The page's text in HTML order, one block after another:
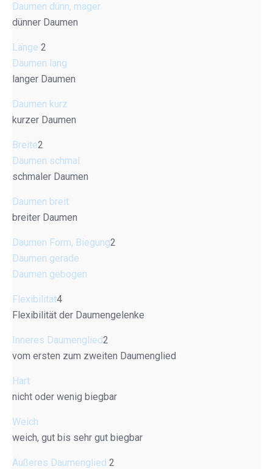
Daumen dünn, mager
dünner Daumen
Länge 2
Daumen lang
langer Daumen
Daumen kurz
kurzer Daumen
Breite2
Daumen schmal
schmaler Daumen
Daumen breit
breiter Daumen
Daumen Form, Biegung2
Daumen gerade
Daumen gebogen
Flexibilität4
Flexibilität der Daumengelenke
Inneres Daumenglied2
vom ersten zum zweiten Daumenglied
Hart
nicht oder wenig biegbar
Weich
weich, gut bis sehr gut biegbar
Äußeres Daumenglied 2